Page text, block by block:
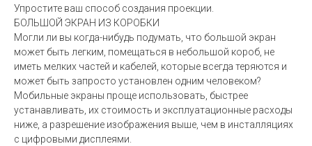
Упростите ваш способ создания проекции.
БОЛЬШОЙ ЭКРАН ИЗ КОРОБКИ
Могли ли вы когда-нибудь подумать, что большой экран
может быть легким, помещаться в небольшой короб, не
иметь мелких частей и кабелей, которые всегда теряются и
может быть запросто установлен одним человеком?
Мобильные экраны проще использовать, быстрее
устанавливать, их стоимость и эксплуатационные расходы
ниже, а разрешение изображения выше, чем в инсталляциях
с цифровыми дисплеями.